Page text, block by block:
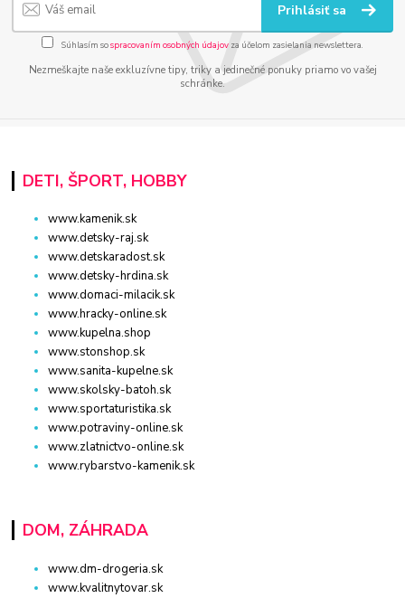
Prihlásiť sa
Súhlasím sospracovaním osobných údajov za účelom zasielania newslettera.
Nezmeškajte naše exkluzívne tipy, triky a jedinečné ponuky priamo vo vašej
schránke.
DETI, ŠPORT, HOBBY
www.kamenik.sk
www.detsky-raj.sk
www.detskaradost.sk
www.detsky-hrdina.sk
www.domaci-milacik.sk
www.hracky-online.sk
www.kupelna.shop
www.stonshop.sk
www.sanita-kupelne.sk
www.skolsky-batoh.sk
www.sportaturistika.sk
www.potraviny-online.sk
www.zlatnictvo-online.sk
www.rybarstvo-kamenik.sk
DOM, ZÁHRADA
www.dm-drogeria.sk
www.kvalitnytovar.sk